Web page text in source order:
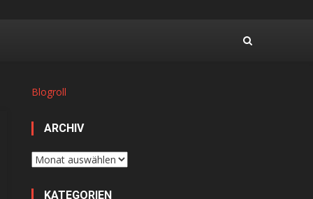
Blogroll
ARCHIV
Archiv
KATEGORIEN